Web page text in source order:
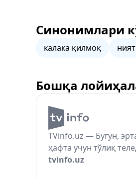
Синонимлари
калака қилмоқ ният
Бошқа
TVinfo.uz — Бугун,
ҳафта учун тўлиқ
tvinfo.uz